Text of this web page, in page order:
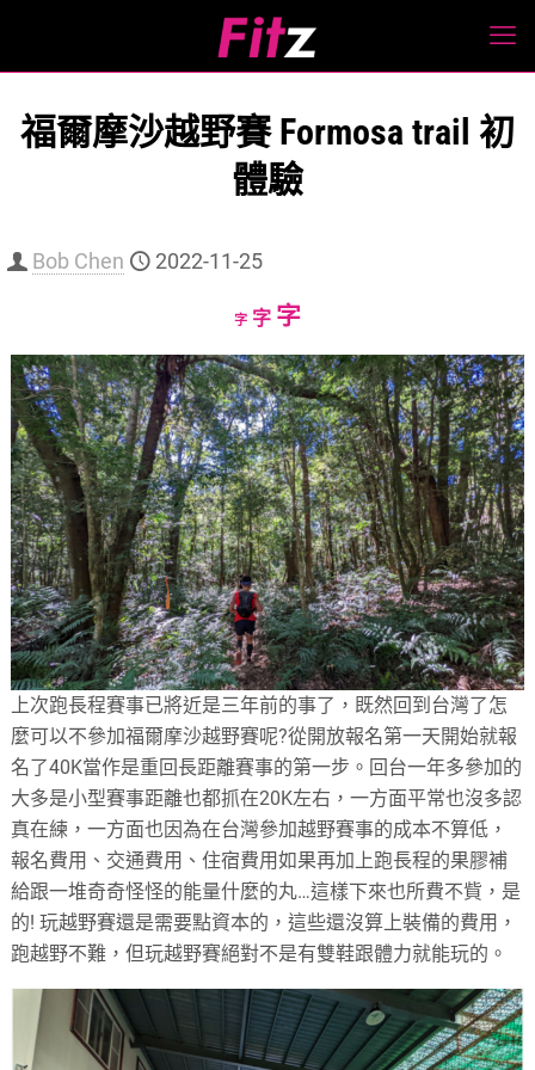
福爾摩沙越野賽 Formosa trail 初
體驗
Bob Chen 2022-11-25
字Decrease
size.
字Reset
size.
字Increase
size.
上次跑長程賽事已將近是三年前的事了，既然回到台灣了怎
麼可以不參加福爾摩沙越野賽呢?從開放報名第一天開始就報
名了40K當作是重回長距離賽事的第一步。回台一年多參加的
大多是小型賽事距離也都抓在20K左右，一方面平常也沒多認
真在練，一方面也因為在台灣參加越野賽事的成本不算低，
報名費用、交通費用、住宿費用如果再加上跑長程的果膠補
給跟一堆奇奇怪怪的能量什麼的丸…這樣下來也所費不貲，是
的! 玩越野賽還是需要點資本的，這些還沒算上裝備的費用，
跑越野不難，但玩越野賽絕對不是有雙鞋跟體力就能玩的。